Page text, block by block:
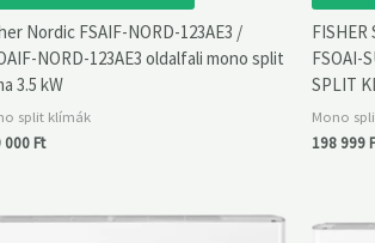
Nordic FSAIF-NORD-123AE3 /
NORD-123AE3 oldalfali mono split
3.5 kW
split klímák
000Ft
FISHER
FSOAI-
SPLIT
Mono
198 999